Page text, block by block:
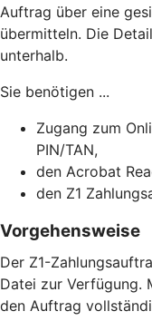
Auftrag über eine
übermitteln. Die
unterhalb.
Sie benötigen ...
Zugang zum
PIN/TAN,
den Acrobat
den Z1
Vorgehensweise
Der Z1-
Datei zur Verfügung.
den Auftrag